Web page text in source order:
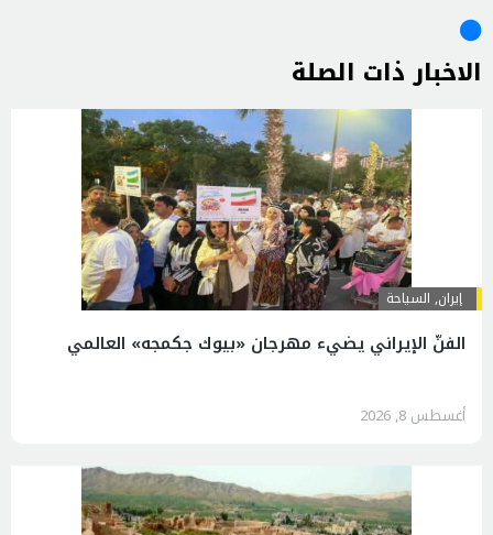
الاخبار ذات الصلة
إيران, السياحة
الفنّ الإيراني يضيء مهرجان «بيوك جكمجه» العالمي
أغسطس 8, 2026